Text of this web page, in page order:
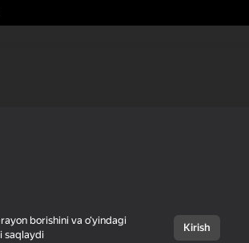
borishini va o‘yindagi
saqlaydi
Kirish